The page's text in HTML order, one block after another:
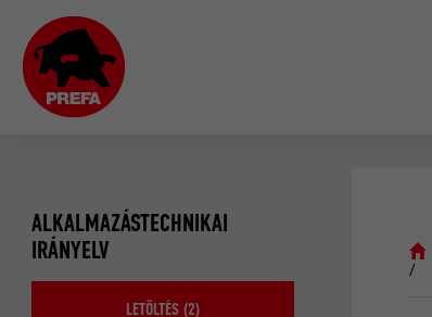
ALKALMAZÁSTECHNIKAI
IRÁNYELV
LETÖLTÉS (2)